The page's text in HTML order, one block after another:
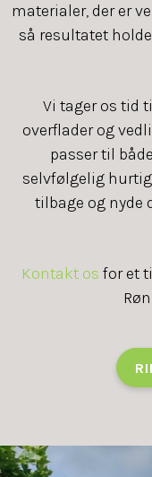
materialer, der er
så resultatet
Vi tager os tid
overflader og
passer til
selvfølgelig
tilbage og nyde
Kontakt os for et